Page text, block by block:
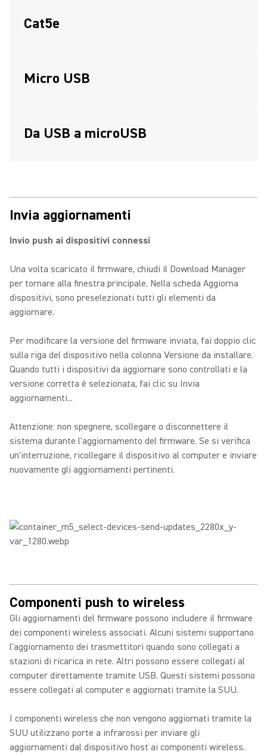
Cat5e
Micro USB
Da USB a microUSB
Invia aggiornamenti
Invio push ai dispositivi connessi
Una volta scaricato il firmware, chiudi il Download Manager
per tornare alla finestra principale. Nella scheda Aggiorna
dispositivi, sono preselezionati tutti gli elementi da
aggiornare.
Per modificare la versione del firmware inviata, fai doppio clic
sulla riga del dispositivo nella colonna Versione da installare.
Quando tutti i dispositivi da aggiornare sono controllati e la
versione corretta è selezionata, fai clic su Invia
aggiornamenti...
Attenzione: non spegnere, scollegare o disconnettere il
sistema durante l'aggiornamento del firmware. Se si verifica
un'interruzione, ricollegare il dispositivo al computer e inviare
nuovamente gli aggiornamenti pertinenti.
Componenti push to wireless
Gli aggiornamenti del firmware possono includere il firmware
dei componenti wireless associati. Alcuni sistemi supportano
l'aggiornamento dei trasmettitori quando sono collegati a
stazioni di ricarica in rete. Altri possono essere collegati al
computer direttamente tramite USB. Questi sistemi possono
essere collegati al computer e aggiornati tramite la SUU.
I componenti wireless che non vengono aggiornati tramite la
SUU utilizzano porte a infrarossi per inviare gli
aggiornamenti dal dispositivo host ai componenti wireless.